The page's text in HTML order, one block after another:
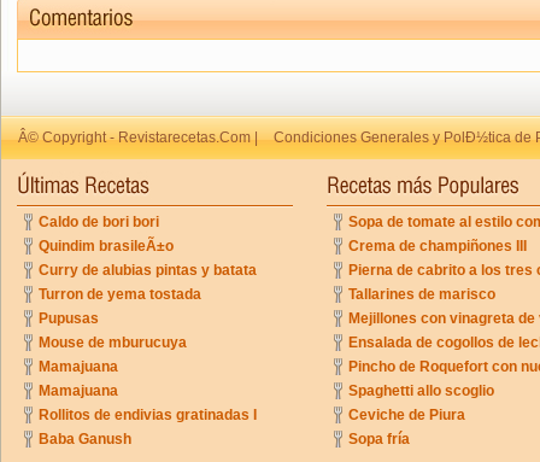
Â© Copyright - Revistarecetas.Com | Condiciones Generales y PolÐ½tica de
Caldo de bori bori
Quindim brasileÃ±o
Curry de alubias pintas y batata
Turron de yema tostada
Pupusas
Mouse de mburucuya
Mamajuana
Mamajuana
Rollitos de endivias gratinadas I
Baba Ganush
Sopa de tomate al estilo
Crema de champiñones III
Pierna de cabrito a los tres
Tallarines de marisco
Mejillones con vinagreta
Ensalada de cogollos de
Pincho de Roquefort con
Spaghetti allo scoglio
Ceviche de Piura
Sopa fría